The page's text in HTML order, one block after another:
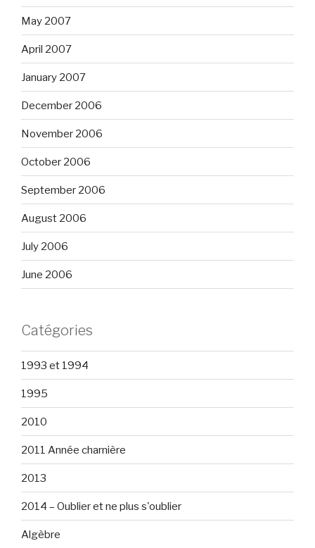
May 2007
April 2007
January 2007
December 2006
November 2006
October 2006
September 2006
August 2006
July 2006
June 2006
Catégories
1993 et 1994
1995
2010
2011 Année charnière
2013
2014 – Oublier et ne plus s'oublier
Algèbre